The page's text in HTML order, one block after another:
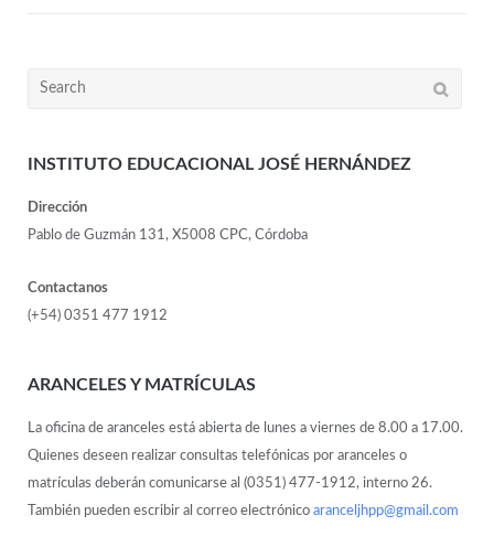
INSTITUTO EDUCACIONAL JOSÉ HERNÁNDEZ
Dirección
Pablo de Guzmán 131, X5008 CPC, Córdoba
Contactanos
(+54) 0351 477 1912
ARANCELES Y MATRÍCULAS
La oficina de aranceles está abierta de lunes a viernes de 8.00 a 17.00.
Quienes deseen realizar consultas telefónicas por aranceles o
matrículas deberán comunicarse al (0351) 477-1912, interno 26.
También pueden escribir al correo electrónico aranceljhpp@gmail.com